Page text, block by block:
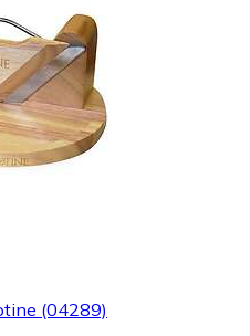
(04289)